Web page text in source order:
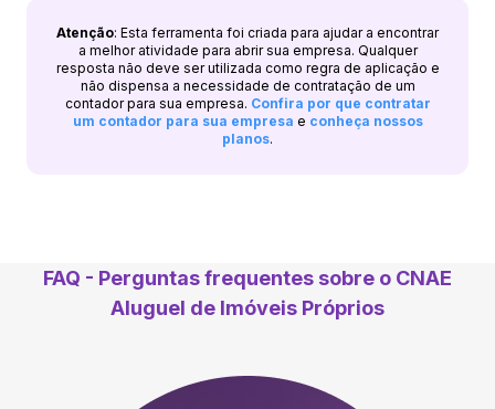
Atenção: Esta ferramenta foi criada para ajudar a encontrar
a melhor atividade para abrir sua empresa. Qualquer
resposta não deve ser utilizada como regra de aplicação e
não dispensa a necessidade de contratação de um
contador para sua empresa. Confira por que contratar
um contador para sua empresa e conheça nossos
planos.
FAQ - Perguntas frequentes sobre o CNAE
Aluguel de Imóveis Próprios